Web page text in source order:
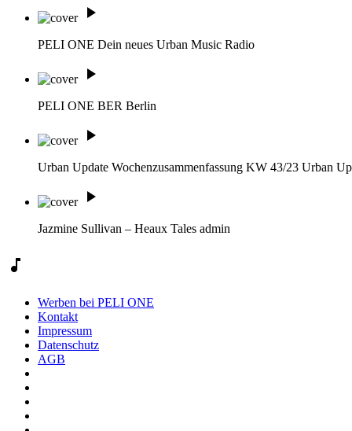
play_arrow
PELI ONE Dein neues Urban Music Radio
play_arrow
PELI ONE BER Berlin
play_arrow
Urban Update Wochenzusammenfassung KW 43/23 Urban
play_arrow
Jazmine Sullivan – Heaux Tales admin
music_note
Werben bei PELI ONE
Kontakt
Impressum
Datenschutz
AGB